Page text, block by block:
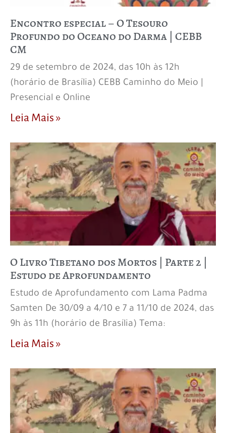
Encontro especial – O Tesouro
Profundo do Oceano do Darma | CEBB
CM
29 de setembro de 2024, das 10h às 12h
(horário de Brasília) CEBB Caminho do Meio |
Presencial e Online
Leia Mais »
O Livro Tibetano dos Mortos | Parte 2 |
Estudo de Aprofundamento
Estudo de Aprofundamento com Lama Padma
Samten De 30/09 a 4/10 e 7 a 11/10 de 2024, das
9h às 11h (horário de Brasília) Tema:
Leia Mais »